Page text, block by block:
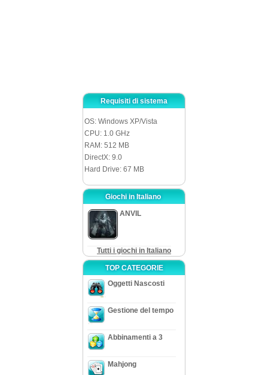
Requisiti di sistema
OS: Windows XP/Vista
CPU: 1.0 GHz
RAM: 512 MB
DirectX: 9.0
Hard Drive: 67 MB
Giochi in Italiano
ANVIL
Tutti i giochi in Italiano
TOP CATEGORIE
Oggetti Nascosti
Gestione del tempo
Abbinamenti a 3
Mahjong